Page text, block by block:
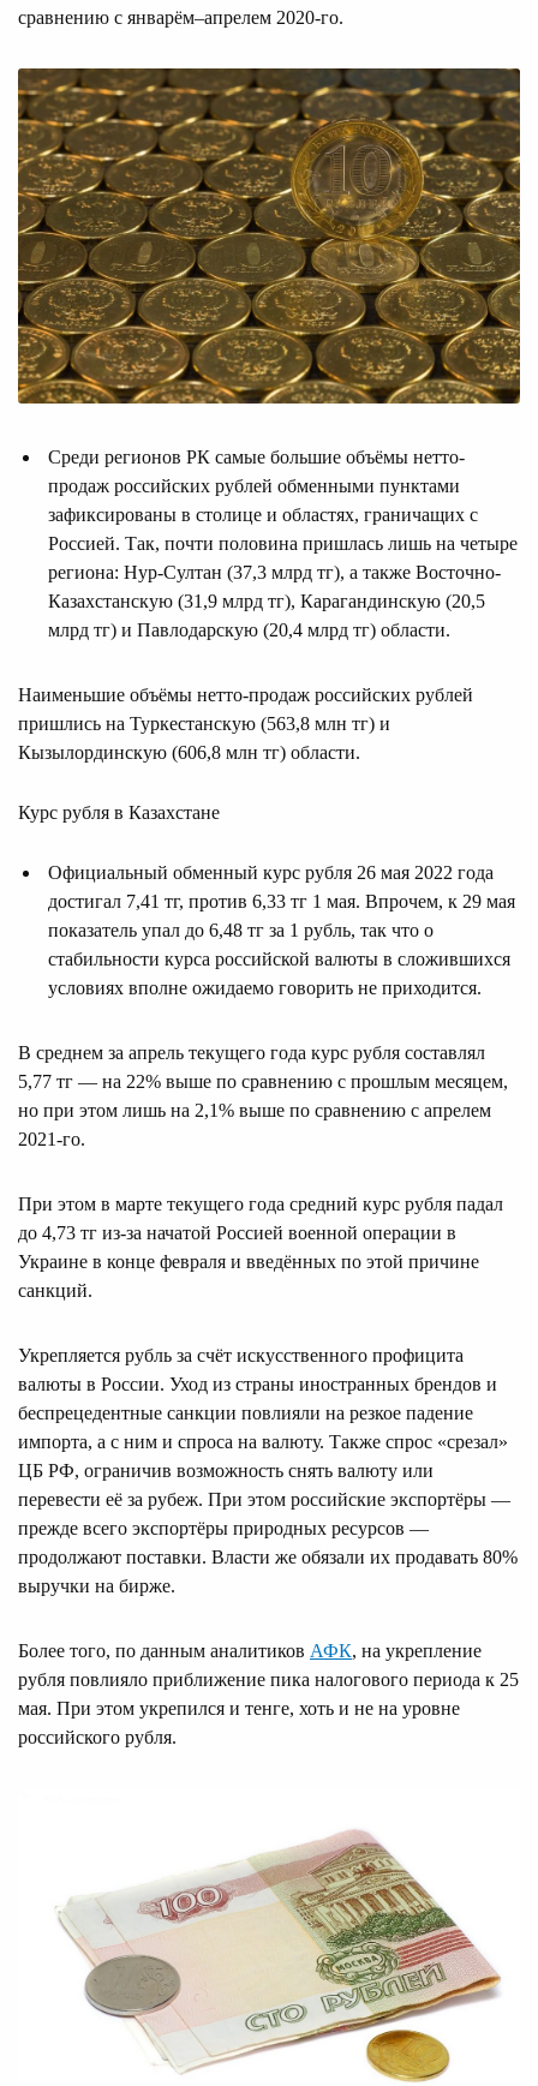
сравнению с январём–апрелем 2020-го.
Среди регионов РК самые большие объёмы нетто-
продаж российских рублей обменными пунктами
зафиксированы в столице и областях, граничащих с
Россией. Так, почти половина пришлась лишь на четыре
региона: Нур-Султан (37,3 млрд тг), а также Восточно-
Казахстанскую (31,9 млрд тг), Карагандинскую (20,5
млрд тг) и Павлодарскую (20,4 млрд тг) области.
Наименьшие объёмы нетто-продаж российских рублей
пришлись на Туркестанскую (563,8 млн тг) и
Кызылординскую (606,8 млн тг) области.
Курс рубля в Казахстане
Официальный обменный курс рубля 26 мая 2022 года
достигал 7,41 тг, против 6,33 тг 1 мая. Впрочем, к 29 мая
показатель упал до 6,48 тг за 1 рубль, так что о
стабильности курса российской валюты в сложившихся
условиях вполне ожидаемо говорить не приходится.
В среднем за апрель текущего года курс рубля составлял
5,77 тг — на 22% выше по сравнению с прошлым месяцем,
но при этом лишь на 2,1% выше по сравнению с апрелем
2021-го.
При этом в марте текущего года средний курс рубля падал
до 4,73 тг из-за начатой Россией военной операции в
Украине в конце февраля и введённых по этой причине
санкций.
Укрепляется рубль за счёт искусственного профицита
валюты в России. Уход из страны иностранных брендов и
беспрецедентные санкции повлияли на резкое падение
импорта, а с ним и спроса на валюту. Также спрос «срезал»
ЦБ РФ, ограничив возможность снять валюту или
перевести её за рубеж. При этом российские экспортёры —
прежде всего экспортёры природных ресурсов —
продолжают поставки. Власти же обязали их продавать 80%
выручки на бирже.
Более того, по данным аналитиков АФК, на укрепление
рубля повлияло приближение пика налогового периода к 25
мая. При этом укрепился и тенге, хоть и не на уровне
российского рубля.